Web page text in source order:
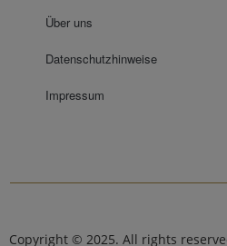
Über uns
Datenschutzhinweise
Impressum
Copyright © 2025. All rights